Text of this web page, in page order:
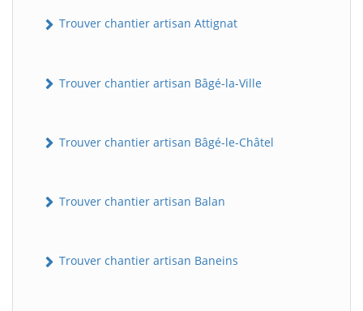
Trouver chantier artisan Attignat
Trouver chantier artisan Bâgé-la-Ville
Trouver chantier artisan Bâgé-le-Châtel
Trouver chantier artisan Balan
Trouver chantier artisan Baneins